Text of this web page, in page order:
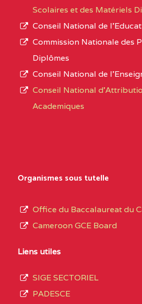
:4740
CENTRE
COLLEGE
DE
CENTRE
COLLEGE
CENTRE
COLLEGE
SAINT
CENTRE
L’offre
d’éducation
de
du
de
septembre
Scolaires et des Matériels
Conseil National de
Commission Nationale des
Diplômes
Conseil National de
Conseil National
Academiques
Organismes sous tutelle
Office du Baccalaureat du
Cameroon GCE Board
Liens utiles
SIGE SECTORIEL
PADESCE